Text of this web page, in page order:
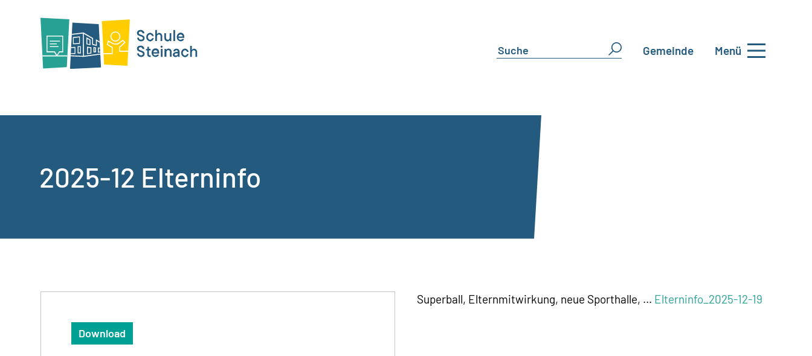
Gemeinde Menü
2025-12 Elterninfo
Download
Superball, Elternmitwirkung, neue Sporthalle, ... Elterninfo_2025-12-19